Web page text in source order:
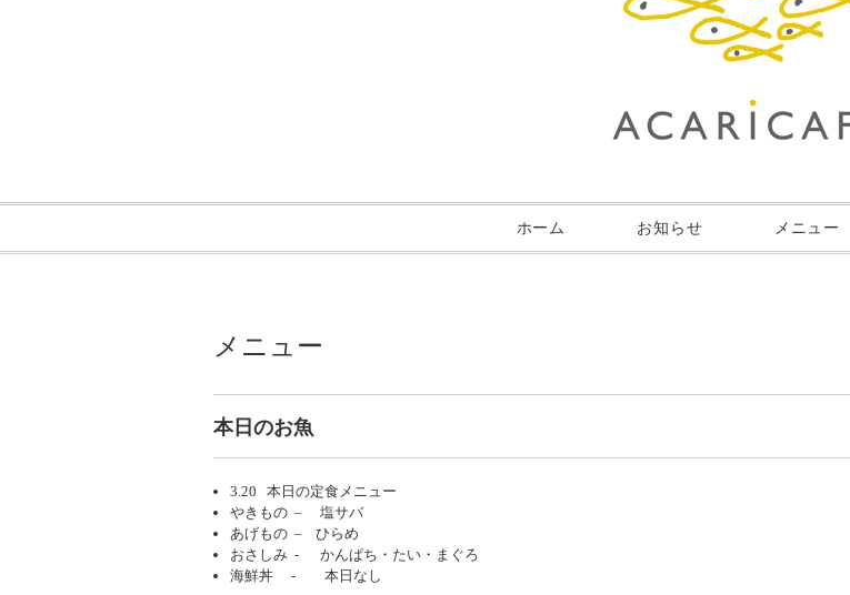
ホーム お知らせ メニュー
メニュー
本日のお魚
3.20 本日の定食メニュー
やきもの – 塩サバ
あげもの – ひらめ
おさしみ - かんぱち・たい・まぐろ
海鮮丼 - 本日なし